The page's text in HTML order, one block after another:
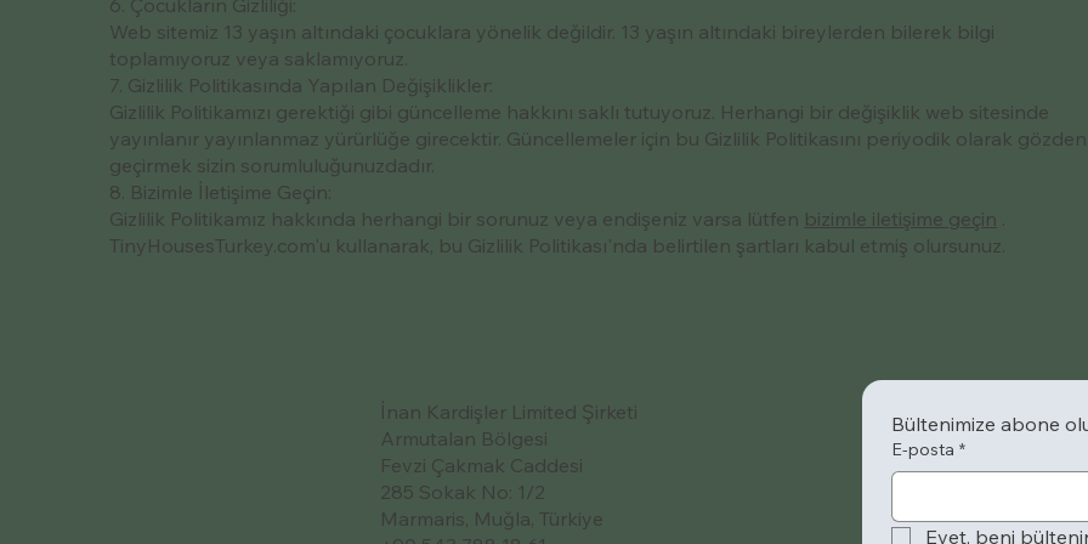
Web sitemiz 13 yaşın altındaki çocuklara yönelik değildir. 13 yaşın altındaki bireylerden bilerek bilgi
toplamıyoruz veya saklamıyoruz.
7. Gizlilik Politikasında Yapılan Değişiklikler:
Gizlilik Politikamızı gerektiği gibi güncelleme hakkını saklı tutuyoruz. Herhangi bir değişiklik web sitesinde
yayınlanır yayınlanmaz yürürlüğe girecektir. Güncellemeler için bu Gizlilik Politikasını periyodik olarak gözden
geçirmek sizin sorumluluğunuzdadır.
8. Bizimle İletişime Geçin:
Gizlilik Politikamız hakkında herhangi bir sorunuz veya endişeniz varsa lütfen bizimle iletişime geçin
TinyHousesTurkey.com'u kullanarak, bu Gizlilik Politikası'nda belirtilen şartları kabul etmiş olursunuz.
İnan Kardişler Limited Şirketi
Armutalan Bölgesi
Fevzi Çakmak Caddesi
285 Sokak No: 1/2
Marmaris, Muğla, Türkiye
Bültenimize abone
E-posta *
Evet, beni